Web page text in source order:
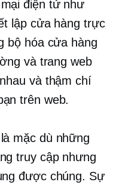
điện tử như
lập cửa hàng trực
bộ hóa cửa hàng
và trang web
và thậm chí
trên web.
mặc dù những
truy cập nhưng
được chúng. Sự